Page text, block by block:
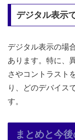
デジタル表示
デジタル表示の場
あります。特に、
さやコントラスト
り、どのデバイス
す。
まとめと今